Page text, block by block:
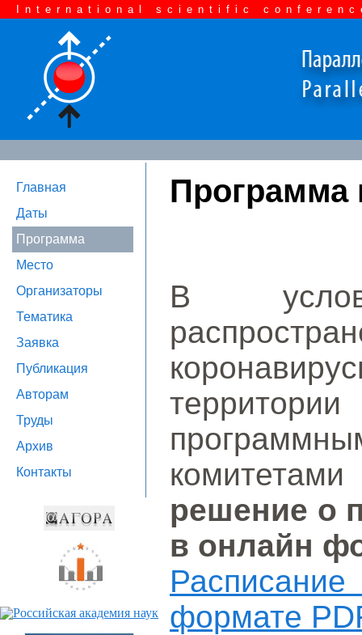
International scientific
Главная
Даты
Программа
Место
Организаторы
Тематика
Заявка
Публикация
Авторам
Труды
Архив
Контакты
Программа
В
решение о
в онлайн
формате